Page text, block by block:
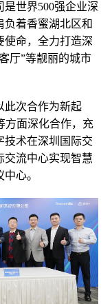
世界500强企业深
负着香蜜湖北区和
使命，全力打造深
厅”等靓丽的城市
此次合作为新起
方面深化合作，充
技术在深圳国际交
交流中心实现智慧
心。